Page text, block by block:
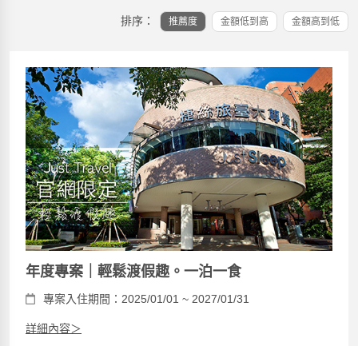
排序： 推薦度 金額低到高 金額高到低
年度專案｜輕鬆渡假趣。一泊一食
專案入住期間：2025/01/01 ~ 2027/01/31
詳細內容＞